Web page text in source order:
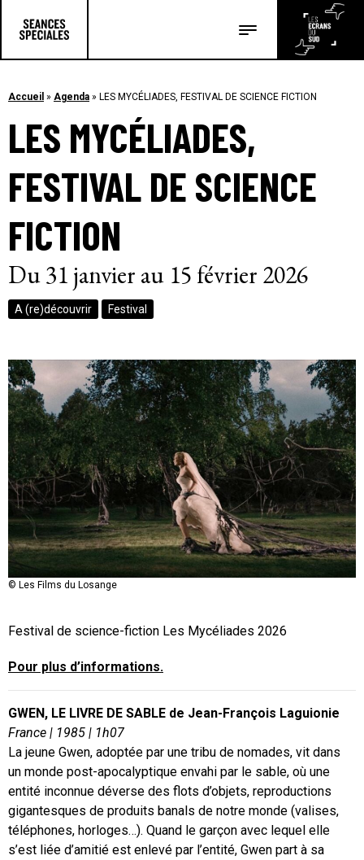
Les articles
Accueil » Agenda » LES MYCÉLIADES, FESTIVAL DE SCIENCE FICTION
LES MYCÉLIADES,
FESTIVAL DE SCIENCE
FICTION
Du 31 janvier au 15 février 2026
A (re)découvrir Festival
© Les Films du Losange
Festival de science-fiction Les Mycéliades 2026
Pour plus d’informations.
GWEN, LE LIVRE DE SABLE de Jean-François Laguionie
France | 1985 | 1h07
La jeune Gwen, adoptée par une tribu de nomades, vit dans
un monde post-apocalyptique envahi par le sable, où une
entité inconnue déverse des flots d’objets, reproductions
gigantesques de produits banals de notre monde (valises,
téléphones, horloges…). Quand le garçon avec lequel elle
s’est liée d’amitié est enlevé par l’entité, Gwen part à sa